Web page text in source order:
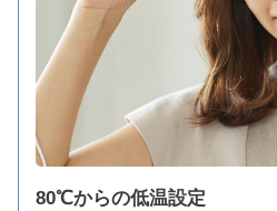
80℃からの低温設定